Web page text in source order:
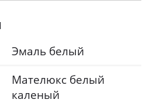
Эмаль белый
Мателюкс белый
каленый